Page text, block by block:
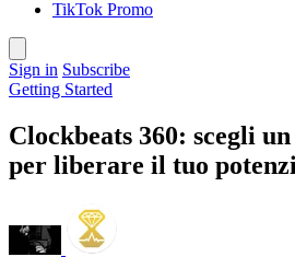
TikTok Promo
Sign in Subscribe
Getting Started
Clockbeats 360: scegli
per liberare il tuo